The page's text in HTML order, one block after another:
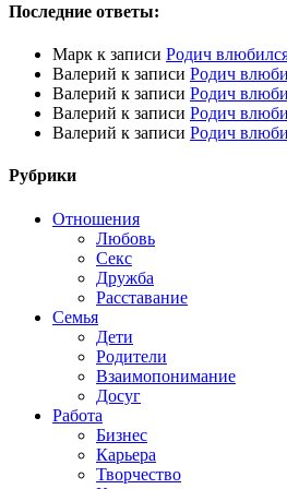
Последние ответы:
Марк к записи Родич
Валерий к записи Родич
Валерий к записи Родич
Валерий к записи Родич
Валерий к записи Родич
Рубрики
Отношения
Любовь
Секс
Дружба
Расставание
Семья
Дети
Родители
Взаимопонимание
Досуг
Работа
Бизнес
Карьера
Творчество